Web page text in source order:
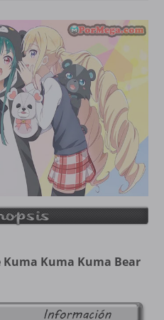
Kuma Kuma Bear